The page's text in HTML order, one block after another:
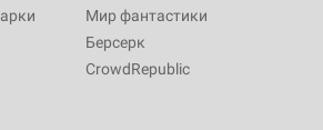
Мир фантастики
Берсерк
CrowdRepublic